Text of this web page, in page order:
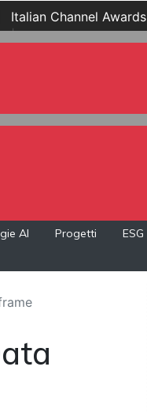
Italian Channel Awards
| ...
AI Progetti ESG